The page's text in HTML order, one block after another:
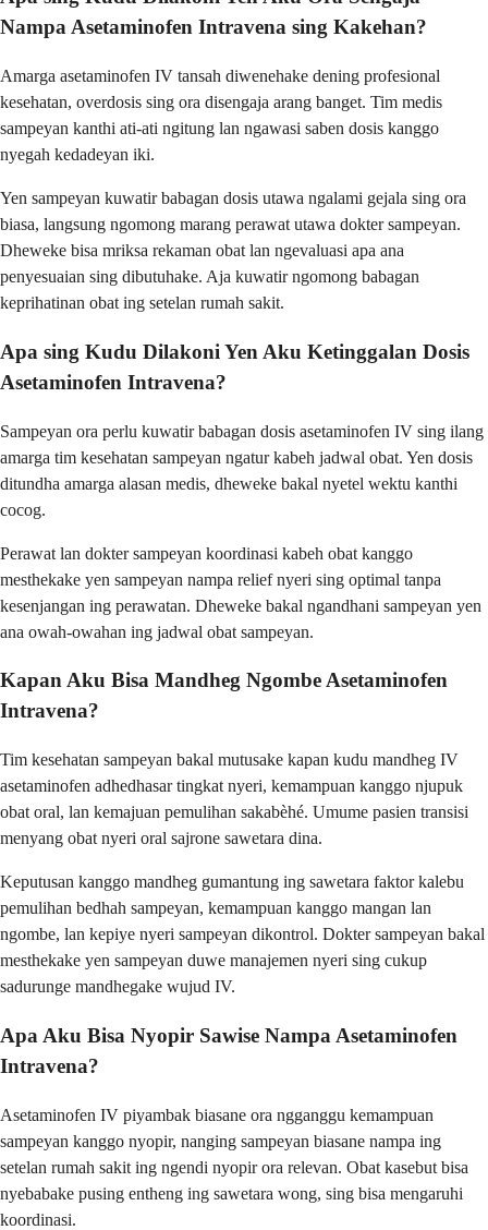
Nampa Asetaminofen Intravena sing Kakehan?
Amarga asetaminofen IV tansah diwenehake dening profesional
kesehatan, overdosis sing ora disengaja arang banget. Tim medis
sampeyan kanthi ati-ati ngitung lan ngawasi saben dosis kanggo
nyegah kedadeyan iki.
Yen sampeyan kuwatir babagan dosis utawa ngalami gejala sing ora
biasa, langsung ngomong marang perawat utawa dokter sampeyan.
Dheweke bisa mriksa rekaman obat lan ngevaluasi apa ana
penyesuaian sing dibutuhake. Aja kuwatir ngomong babagan
keprihatinan obat ing setelan rumah sakit.
Apa sing Kudu Dilakoni Yen Aku Ketinggalan Dosis
Asetaminofen Intravena?
Sampeyan ora perlu kuwatir babagan dosis asetaminofen IV sing ilang
amarga tim kesehatan sampeyan ngatur kabeh jadwal obat. Yen dosis
ditundha amarga alasan medis, dheweke bakal nyetel wektu kanthi
cocog.
Perawat lan dokter sampeyan koordinasi kabeh obat kanggo
mesthekake yen sampeyan nampa relief nyeri sing optimal tanpa
kesenjangan ing perawatan. Dheweke bakal ngandhani sampeyan yen
ana owah-owahan ing jadwal obat sampeyan.
Kapan Aku Bisa Mandheg Ngombe Asetaminofen
Intravena?
Tim kesehatan sampeyan bakal mutusake kapan kudu mandheg IV
asetaminofen adhedhasar tingkat nyeri, kemampuan kanggo njupuk
obat oral, lan kemajuan pemulihan sakabèhé. Umume pasien transisi
menyang obat nyeri oral sajrone sawetara dina.
Keputusan kanggo mandheg gumantung ing sawetara faktor kalebu
pemulihan bedhah sampeyan, kemampuan kanggo mangan lan
ngombe, lan kepiye nyeri sampeyan dikontrol. Dokter sampeyan bakal
mesthekake yen sampeyan duwe manajemen nyeri sing cukup
sadurunge mandhegake wujud IV.
Apa Aku Bisa Nyopir Sawise Nampa Asetaminofen
Intravena?
Asetaminofen IV piyambak biasane ora ngganggu kemampuan
sampeyan kanggo nyopir, nanging sampeyan biasane nampa ing
setelan rumah sakit ing ngendi nyopir ora relevan. Obat kasebut bisa
nyebabake pusing entheng ing sawetara wong, sing bisa mengaruhi
koordinasi.